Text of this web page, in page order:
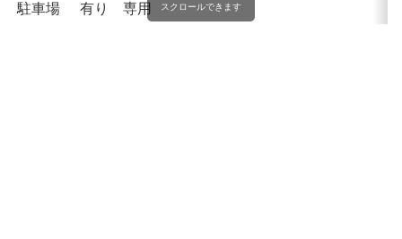
駐車場
有り 専用 スクロールできます